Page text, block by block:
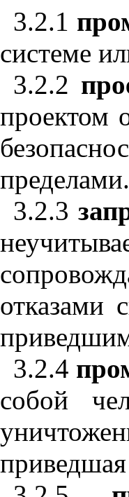
3.2.1
системе
3.2.2
проектом
пределами.
3.2.3
отказами
3.2.4
собой